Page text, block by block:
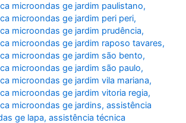
microondas ge jardim paulistano,
microondas ge jardim peri peri,
microondas ge jardim prudência,
microondas ge jardim raposo tavares,
microondas ge jardim são bento,
microondas ge jardim são paulo,
microondas ge jardim vila mariana,
microondas ge jardim vitoria regia,
microondas ge jardins,assistência
ge lapa,assistência técnica